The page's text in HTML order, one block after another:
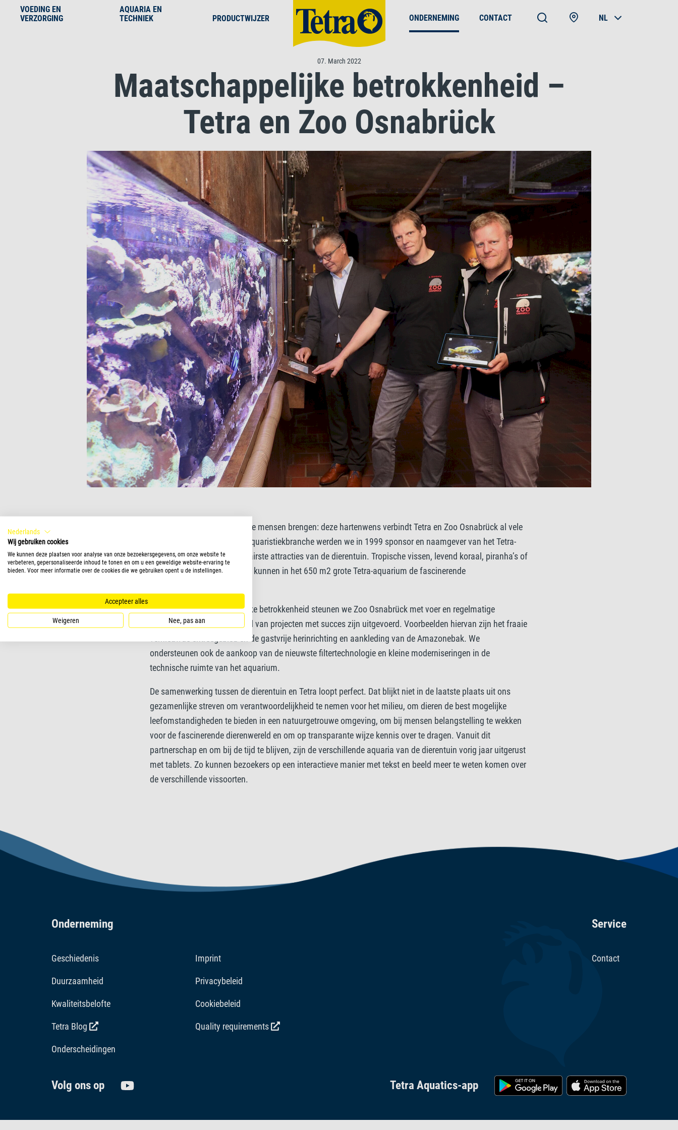
VOEDING EN
VERZORGING
AQUARIA EN
TECHNIEK
PRODUCTWIJZER ONDERNEMING CONTACT NL
07. March 2022
Maatschappelijke betrokkenheid –
Tetra en Zoo Osnabrück
Natuur en dieren dichter bij de mensen brengen: deze hartenwens verbindt Tetra en Zoo Osnabrück al vele
jaren. Als marktleider in de aquaristiekbranche werden we in 1999 sponsor en naamgever van het Tetra-
aquarium, een van de populairste attracties van de dierentuin. Tropische vissen, levend koraal, piranha’s of
pijlstaartroggen: jong en oud kunnen in het 650 m2 grote Tetra-aquarium de fascinerende
Vanuit onze maatschappelijke betrokkenheid steunen we Zoo Osnabrück met voer en regelmatige
gelddonaties, waardoor al tal van projecten met succes zijn uitgevoerd. Voorbeelden hiervan zijn het fraaie
vernieuwde entreegebied en de gastvrije herinrichting en aankleding van de Amazonebak. We
ondersteunen ook de aankoop van de nieuwste filtertechnologie en kleine moderniseringen in de
technische ruimte van het aquarium.
De samenwerking tussen de dierentuin en Tetra loopt perfect. Dat blijkt niet in de laatste plaats uit ons
gezamenlijke streven om verantwoordelijkheid te nemen voor het milieu, om dieren de best mogelijke
leefomstandigheden te bieden in een natuurgetrouwe omgeving, om bij mensen belangstelling te wekken
voor de fascinerende dierenwereld en om op transparante wijze kennis over te dragen. Vanuit dit
partnerschap en om bij de tijd te blijven, zijn de verschillende aquaria van de dierentuin vorig jaar uitgerust
met tablets. Zo kunnen bezoekers op een interactieve manier met tekst en beeld meer te weten komen over
de verschillende vissoorten.
Onderneming
Geschiedenis Imprint
Duurzaamheid Privacybeleid
Kwaliteitsbelofte Cookiebeleid
Tetra Blog Quality requirements
Onderscheidingen
Service
Contact
Volg ons op Tetra Aquatics-app
Nederlands
Wij gebruiken cookies
We kunnen deze plaatsen voor analyse van onze bezoekersgegevens, om onze website te
verbeteren, gepersonaliseerde inhoud te tonen en om u een geweldige website-ervaring te
bieden. Voor meer informatie over de cookies die we gebruiken opent u de instellingen.
Accepteer alles
Weigeren Nee, pas aan